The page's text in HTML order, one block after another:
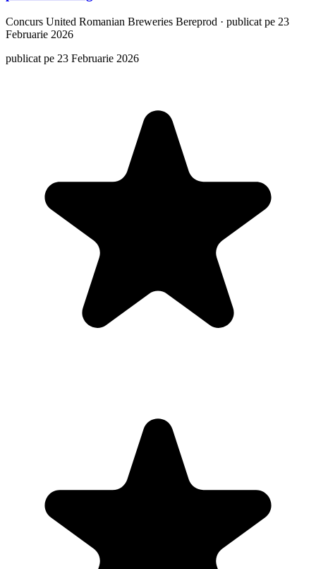
Concurs United Romanian Breweries Bereprod · publicat pe 23
Februarie 2026
publicat pe 23 Februarie 2026